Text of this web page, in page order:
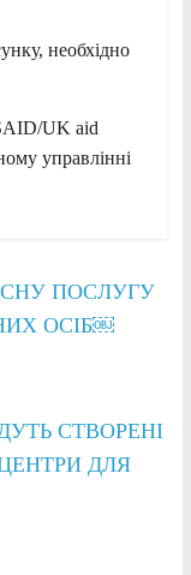
необхідно
UK aid
управлінні
ПОСЛУГУ
ОСІБ￼
СТВОРЕНІ
ДЛЯ